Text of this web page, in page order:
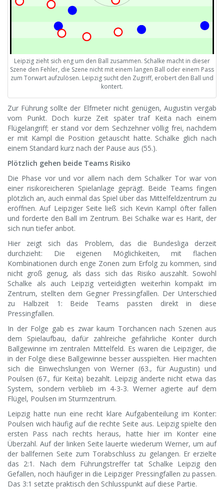
Leipzig zieht sich eng um den Ball zusammen. Schalke macht in dieser
Szene den Fehler, die Szene nicht mit einem langen Ball oder einem Pass
zum Torwart aufzulösen. Leipzig sucht den Zugriff, erobert den Ball und
kontert.
Zur Führung sollte der Elfmeter nicht genügen, Augustin vergab
vom Punkt. Doch kurze Zeit später traf Keita nach einem
Flügelangriff; er stand vor dem Sechzehner völlig frei, nachdem
er mit Kampl die Position getauscht hatte. Schalke glich nach
einem Standard kurz nach der Pause aus (55.).
Plötzlich gehen beide Teams Risiko
Die Phase vor und vor allem nach dem Schalker Tor war von
einer risikoreicheren Spielanlage geprägt. Beide Teams fingen
plötzlich an, auch einmal das Spiel über das Mittelfeldzentrum zu
eröffnen. Auf Leipziger Seite ließ sich Kevin Kampl öfter fallen
und forderte den Ball im Zentrum. Bei Schalke war es Harit, der
sich nun tiefer anbot.
Hier zeigt sich das Problem, das die Bundesliga derzeit
durchzieht: Die eigenen Möglichkeiten, mit flachen
Kombinationen durch enge Zonen zum Erfolg zu kommen, sind
nicht groß genug, als dass sich das Risiko auszahlt. Sowohl
Schalke als auch Leipzig verteidigten weiterhin kompakt im
Zentrum, stellten dem Gegner Pressingfallen. Der Unterschied
zu Halbzeit 1: Beide Teams passten direkt in diese
Pressingfallen.
In der Folge gab es zwar kaum Torchancen nach Szenen aus
dem Spielaufbau, dafür zahlreiche gefährliche Konter durch
Ballgewinne im zentralen Mittelfeld. Es waren die Leipziger, die
in der Folge diese Ballgewinne besser ausspielten. Hier machten
sich die Einwechslungen von Werner (63., für Augustin) und
Poulsen (67., für Keita) bezahlt. Leipzig änderte nicht etwa das
System, sondern verblieb im 4-3-3. Werner agierte auf dem
Flügel, Poulsen im Sturmzentrum.
Leipzig hatte nun eine recht klare Aufgabenteilung im Konter:
Poulsen wich häufig auf die rechte Seite aus. Leipzig spielte den
ersten Pass nach rechts heraus, hatte hier im Konter eine
Überzahl. Auf der linken Seite lauerte wiederum Werner, um auf
der ballfernen Seite zum Torabschluss zu gelangen. Er erzielte
das 2:1. Nach dem Führungstreffer tat Schalke Leipzig den
Gefallen, noch häufiger in die Leipziger Pressingfallen zu passen.
Das 3:1 setzte praktisch den Schlusspunkt auf diese Partie.